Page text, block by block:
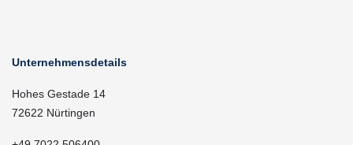
Unternehmensdetails
Hohes Gestade 14
72622 Nürtingen